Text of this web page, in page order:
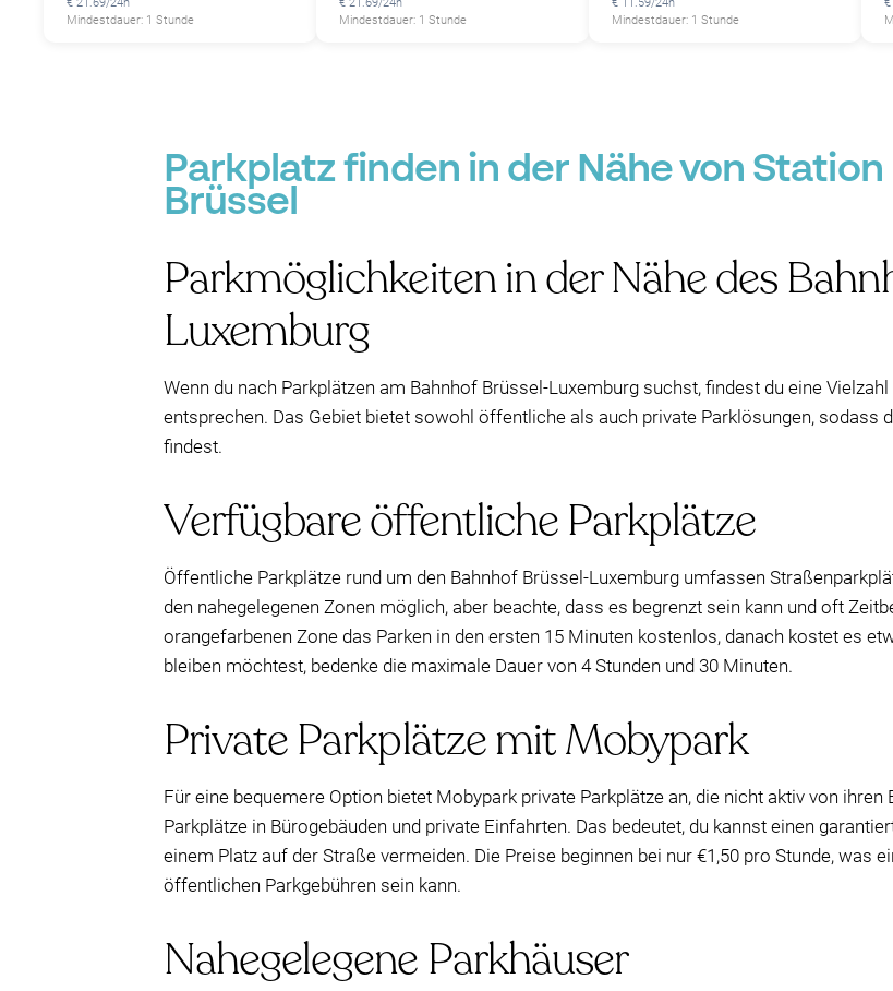
€ 21.69/24h
Mindestdauer: 1 Stunde
€ 21.69/24h
Mindestdauer: 1 Stunde
€ 11.59/24h
Mindestdauer: 1 Stunde
€
Parkplatz finden in der Nähe von
Brüssel
Parkmöglichkeiten in der Nähe des
Luxemburg
Wenn du nach Parkplätzen am Bahnhof Brüssel-Luxemburg suchst, findest du eine
entsprechen. Das Gebiet bietet sowohl öffentliche als auch private Parklösungen, sodass
findest.
Verfügbare öffentliche Parkplätze
Öffentliche Parkplätze rund um den Bahnhof Brüssel-Luxemburg umfassen
den nahegelegenen Zonen möglich, aber beachte, dass es begrenzt sein kann und oft
orangefarbenen Zone das Parken in den ersten 15 Minuten kostenlos, danach kostet es
bleiben möchtest, bedenke die maximale Dauer von 4 Stunden und 30 Minuten.
Private Parkplätze mit Mobypark
Für eine bequemere Option bietet Mobypark private Parkplätze an, die nicht aktiv von
Parkplätze in Bürogebäuden und private Einfahrten. Das bedeutet, du kannst einen
einem Platz auf der Straße vermeiden. Die Preise beginnen bei nur €1,50 pro Stunde, was
öffentlichen Parkgebühren sein kann.
Nahegelegene Parkhäuser